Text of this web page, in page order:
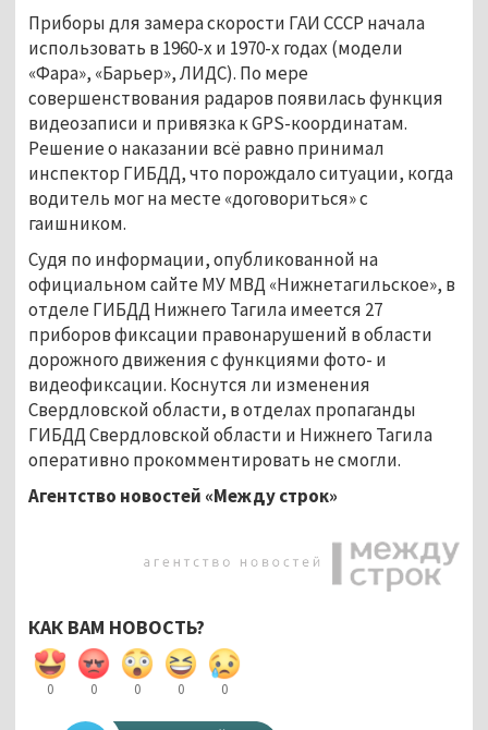
Приборы для замера скорости ГАИ СССР начала
использовать в 1960-х и 1970-х годах (модели
«Фара», «Барьер», ЛИДС). По мере
совершенствования радаров появилась функция
видеозаписи и привязка к GPS-координатам.
Решение о наказании всё равно принимал
инспектор ГИБДД, что порождало ситуации, когда
водитель мог на месте «договориться» с
гаишником.
Судя по информации, опубликованной на
официальном сайте МУ МВД «Нижнетагильское», в
отделе ГИБДД Нижнего Тагила имеется 27
приборов фиксации правонарушений в области
дорожного движения с функциями фото- и
видеофиксации. Коснутся ли изменения
Свердловской области, в отделах пропаганды
ГИБДД Свердловской области и Нижнего Тагила
оперативно прокомментировать не смогли.
Агентство новостей «Между строк»
КАК ВАМ НОВОСТЬ?
0 0 0 0 0